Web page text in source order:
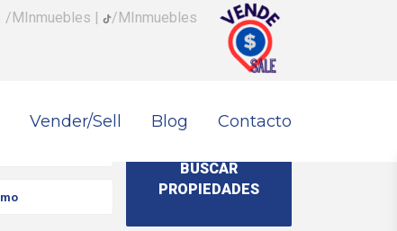
/MInmuebles | /MInmuebles
Vender/Sell Blog Contacto